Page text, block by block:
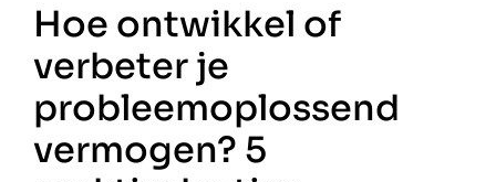
Hoe ontwikkel of
verbeter je
probleemoplossend
vermogen? 5